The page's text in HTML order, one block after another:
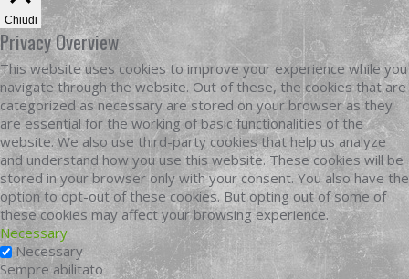
Chiudi
Privacy Overview
This website uses cookies to improve your experience while you
navigate through the website. Out of these, the cookies that are
categorized as necessary are stored on your browser as they
are essential for the working of basic functionalities of the
website. We also use third-party cookies that help us analyze
and understand how you use this website. These cookies will be
stored in your browser only with your consent. You also have the
option to opt-out of these cookies. But opting out of some of
these cookies may affect your browsing experience.
Necessary
Necessary
Sempre abilitato